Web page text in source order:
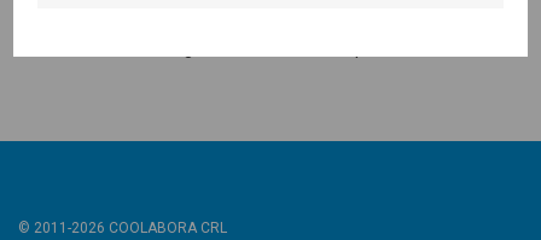
© 2011-2026 COOLABORA CRL